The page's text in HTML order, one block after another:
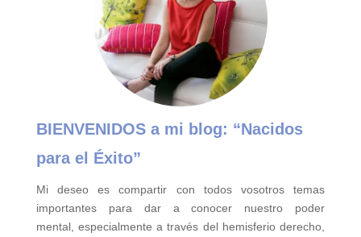
BIENVENIDOS a mi blog: “Nacidos
para el Éxito”
Mi deseo es compartir con todos vosotros temas
importantes para
dar a conocer nuestro poder
mental, especialmente a través del hemisferio derecho,